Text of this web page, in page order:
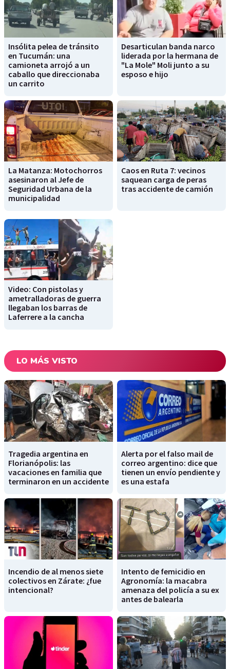
Insólita pelea de tránsito
en Tucumán: una
camioneta arrojó a un
caballo que direccionaba
un carrito
Desarticulan banda narco
liderada por la hermana de
"La Mole" Moli junto a su
esposo e hijo
La Matanza: Motochorros
asesinaron al Jefe de
Seguridad Urbana de la
municipalidad
Caos en Ruta 7: vecinos
saquean carga de peras
tras accidente de camión
Video: Con pistolas y
ametralladoras de guerra
llegaban los barras de
Laferrere a la cancha
LO MÁS VISTO
Tragedia argentina en
Florianópolis: las
vacaciones en familia que
terminaron en un accidente
Alerta por el falso mail de
correo argentino: dice que
tienen un envío pendiente y
es una estafa
Incendio de al menos siete
colectivos en Zárate: ¿fue
intencional?
Intento de femicidio en
Agronomía: la macabra
amenaza del policía a su ex
antes de balearla